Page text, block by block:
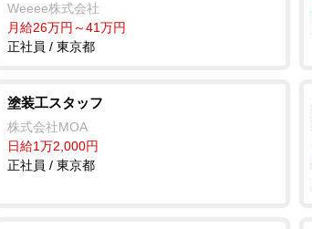
Weeee株式会社
月給26万円～41万円
正社員 / 東京都
塗装工スタッフ
株式会社MOA
日給1万2,000円
正社員 / 東京都